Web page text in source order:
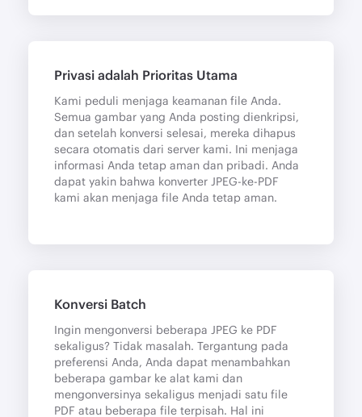
Privasi adalah Prioritas Utama
Kami peduli menjaga keamanan file Anda.
Semua gambar yang Anda posting dienkripsi,
dan setelah konversi selesai, mereka dihapus
secara otomatis dari server kami. Ini menjaga
informasi Anda tetap aman dan pribadi. Anda
dapat yakin bahwa konverter JPEG-ke-PDF
kami akan menjaga file Anda tetap aman.
Konversi Batch
Ingin mengonversi beberapa JPEG ke PDF
sekaligus? Tidak masalah. Tergantung pada
preferensi Anda, Anda dapat menambahkan
beberapa gambar ke alat kami dan
mengonversinya sekaligus menjadi satu file
PDF atau beberapa file terpisah. Hal ini